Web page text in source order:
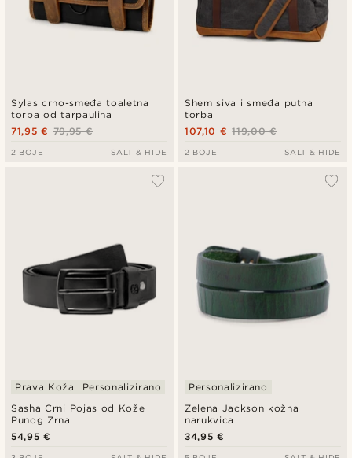
Sylas crno-smeđa toaletna
torba od tarpaulina
79,95 €
71,95 €
2 BOJE SALT & HIDE
Shem siva i smeđa putna
torba
119,00 €
107,10 €
2 BOJE SALT & HIDE
Sasha Crni Pojas od Kože
Punog Zrna
Prava Koža Personalizirano
54,95 €
Zelena Jackson kožna
narukvica
Personalizirano
34,95 €